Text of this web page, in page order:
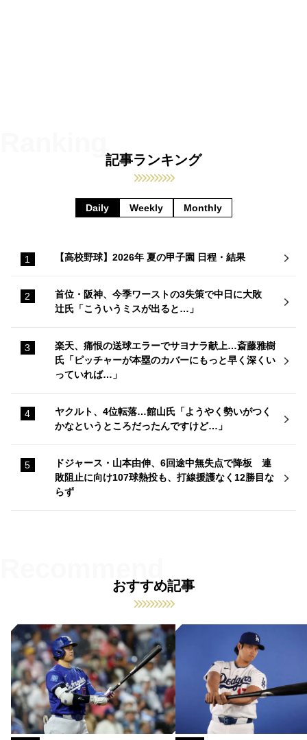
記事ランキング
Daily Weekly Monthly
【高校野球】2026年 夏の甲子園 日程・結果
首位・阪神、今季ワーストの3失策で中日に大敗
辻氏「こういうミスが出ると…」
楽天、痛恨の送球エラーでサヨナラ献上…斎藤雅樹
氏「ピッチャーが本塁のカバーにもっと早く深くい
っていれば…」
ヤクルト、4位転落…館山氏「ようやく勢いがつく
かなというところだったんですけど…」
ドジャース・山本由伸、6回途中無失点で降板 連
敗阻止に向け107球熱投も、打線援護なく12勝目な
らず
おすすめ記事